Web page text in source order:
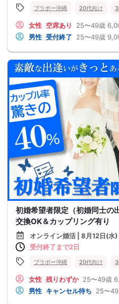
ブラボー沖縄 20代向け
女性 空席あり 25〜49歳
男性 受付終了 25〜49歳
初婚希望者限定（初婚同士の
交換OK＆カップリング有り
オンライン婚活 | 8月12日(水
受付終了まで2日
ブラボー沖縄 20代向け
女性 残りわずか 25〜49歳
男性 キャンセル待ち 25〜